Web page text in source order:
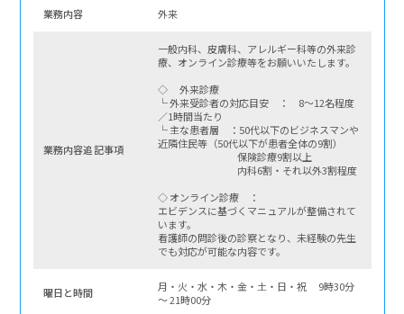
業務内容 外来
業務内容追記事項
一般内科、皮膚科、アレルギー科等の外来診
療、オンライン診療等をお願いいたします。
◇ 外来診療
└ 外来受診者の対応目安 ： 8～12名程度
／1時間当たり
└ 主な患者層 ：50代以下のビジネスマンや
近隣住民等（50代以下が患者全体の9割）
保険診療9割以上
内科6割・それ以外3割程度
◇ オンライン診療 ：
エビデンスに基づくマニュアルが整備されて
います。
看護師の問診後の診察となり、未経験の先生
でも対応が可能な内容です。
曜⽇と時間
月・火・水・木・金・土・日・祝 9時30分
〜 21時00分